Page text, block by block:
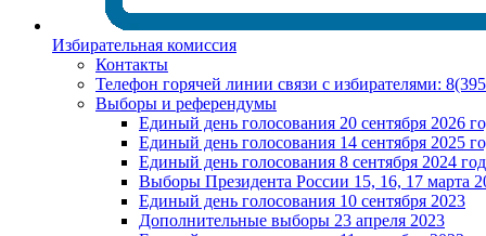
Избирательная комиссия
Контакты
Телефон горячей линии связи с избирателями:
Выборы и референдумы
Единый день голосования 20 сентября 2026
Единый день голосования 14 сентября 2025
Единый день голосования 8 сентября 2024
Выборы Президента России 15, 16, 17 марта
Единый день голосования 10 сентября 2023
Дополнительные выборы 23 апреля 2023